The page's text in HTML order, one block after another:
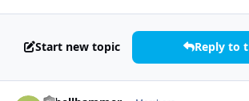
Start new topic Reply to